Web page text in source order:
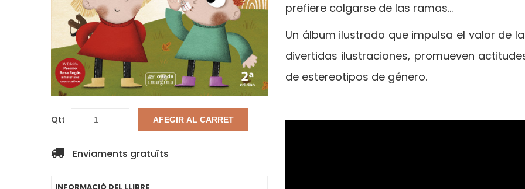
Qtt AFEGIR AL CARRET
Enviaments gratuïts
INFORMACIÓ DEL LLIBRE
prefiere colgarse de las ramas…
Un álbum ilustrado que impulsa el valor de
divertidas ilustraciones, promueven
de estereotipos de género.